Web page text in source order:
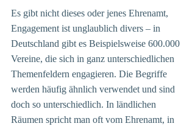
Es gibt nicht dieses oder jenes Ehrenamt,
Engagement ist unglaublich divers – in
Deutschland gibt es Beispielsweise 600.000
Vereine, die sich in ganz unterschiedlichen
Themenfeldern engagieren. Die Begriffe
werden häufig ähnlich verwendet und sind
doch so unterschiedlich. In ländlichen
Räumen spricht man oft vom Ehrenamt, in